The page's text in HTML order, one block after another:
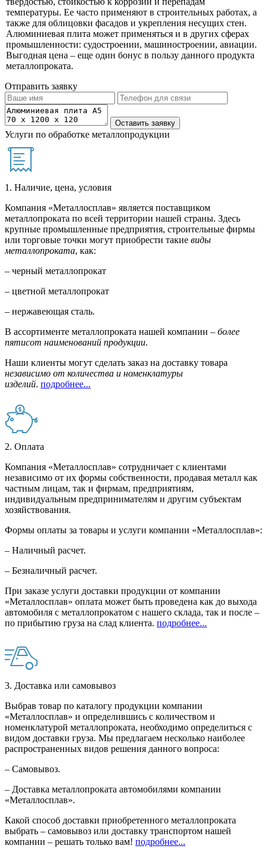
температуры. Ее часто применяют в строительных работах, а
также для облицовки фасадов и укрепления несущих стен.
Алюминиевая плита может применяться и в других сферах
промышленности: судостроении, машиностроении, авиации.
Выгодная цена – еще один бонус в пользу данного продукта
металлопроката.
Отправить заявку
Услуги по обработке металлопродукции
1. Наличие, цена, условия
Компания «Металлосплав» является поставщиком
металлопроката по всей территории нашей страны. Здесь
крупные промышленные предприятия, строительные фирмы
или торговые точки могут приобрести такие виды
металлопроката, как:
– черный металлопрокат
– цветной металлопрокат
– нержавеющая сталь.
В ассортименте металлопроката нашей компании – более
пятисот наименований продукции.
Наши клиенты могут сделать заказ на доставку товара
независимо от количества и номенклатуры
изделий. подробнее...
2. Оплата
Компания «Металлосплав» сотрудничает с клиентами
независимо от их формы собственности, продавая металл как
частным лицам, так и фирмам, предприятиям,
индивидуальным предпринимателям и другим субъектам
хозяйствования.
Формы оплаты за товары и услуги компании «Металлосплав»:
– Наличный расчет.
– Безналичный расчет.
При заказе услуги доставки продукции от компании
«Металлосплав» оплата может быть проведена как до выхода
автомобиля с металлопрокатом с нашего склада, так и после –
по прибытию груза на слад клиента. подробнее...
3. Доставка или самовывоз
Выбрав товар по каталогу продукции компании
«Металлосплав» и определившись с количеством и
номенклатурой металлопроката, необходимо определиться с
видом доставки груза. Мы предлагаем несколько наиболее
распространенных видов решения данного вопроса:
– Самовывоз.
– Доставка металлопроката автомобилями компании
«Металлосплав».
Какой способ доставки приобретенного металлопроката
выбрать – самовывоз или доставку транспортом нашей
компании – решать только вам! подробнее...